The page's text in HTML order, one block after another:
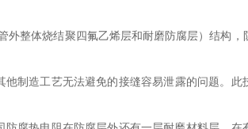
整体烧结聚四氟乙烯层和耐磨防腐层）结构
其他制造工艺无法避免的接缝容易泄露的问题。